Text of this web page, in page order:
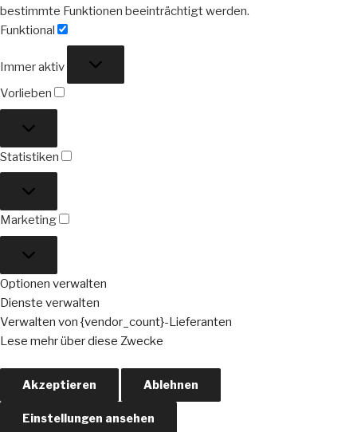
bestimmte Funktionen beeinträchtigt werden.
Funktional
Immer aktiv
Vorlieben
Statistiken
Marketing
Optionen verwalten
Dienste verwalten
Verwalten von {vendor_count}-Lieferanten
Lese mehr über diese Zwecke
Akzeptieren Ablehnen
Einstellungen ansehen